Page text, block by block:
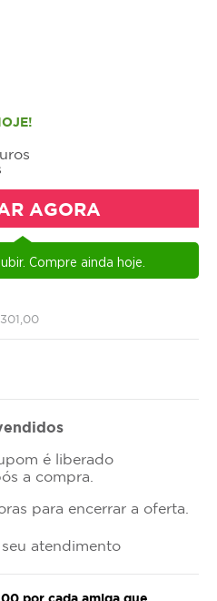
AGORA
Compre ainda hoje.
é liberado
a compra.
para encerrar a oferta.
atendimento
por cada amiga que